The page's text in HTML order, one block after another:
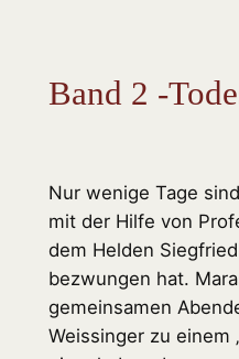
Band 2 -
Nur wenige Tage
mit der Hilfe von
dem Helden
bezwungen hat.
gemeinsamen
Weissinger zu einem